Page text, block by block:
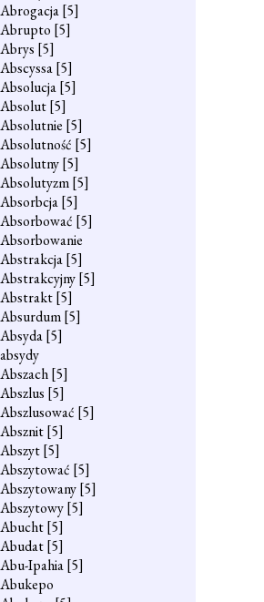
Abrogacja[5]
Abrupto [5]
Abrys [5]
Abscyssa[5]
Absolucja[5]
Absolut[5]
Absolutnie [5]
Absolutność [5]
Absolutny[5]
Absolutyzm[5]
Absorbcja[5]
Absorbować [5]
Absorbowanie
Abstrakcja[5]
Abstrakcyjny[5]
Abstrakt[5]
Absurdum[5]
Absyda[5]
absydy
Abszach[5]
Abszlus [5]
Abszlusować [5]
Absznit[5]
Abszyt[5]
Abszytować [5]
Abszytowany[5]
Abszytowy[5]
Abucht[5]
Abudat[5]
Abu-Ipahia[5]
Abukepo